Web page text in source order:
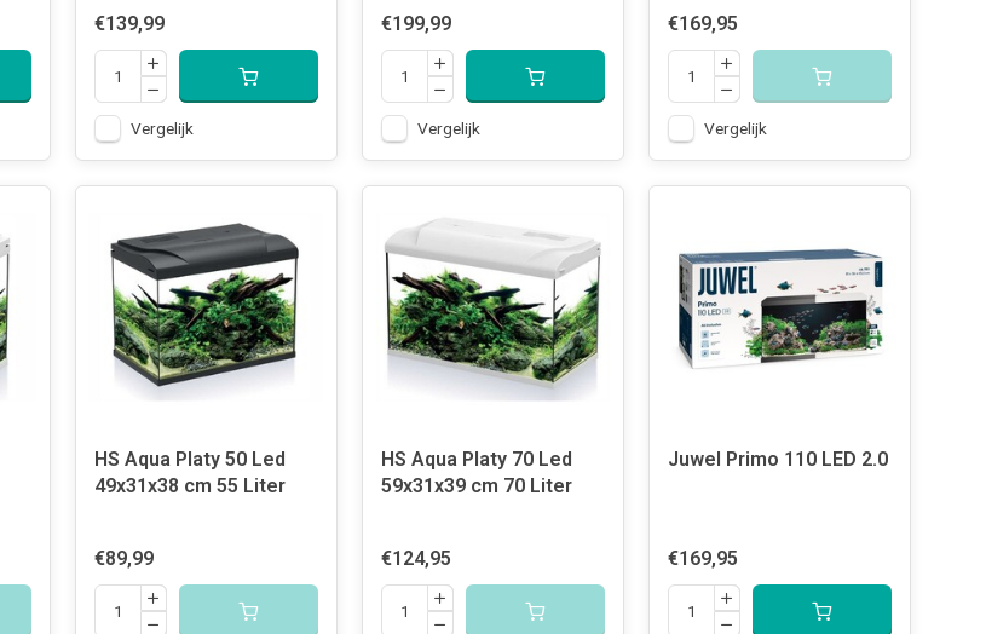
€139,99
Vergelijk
€199,99
Vergelijk
€169,95
Vergelijk
HS Aqua Platy 50 Led
49x31x38 cm 55 Liter
€89,99
HS Aqua Platy 70 Led
59x31x39 cm 70 Liter
€124,95
Juwel Primo 110 LED 2.0
€169,95